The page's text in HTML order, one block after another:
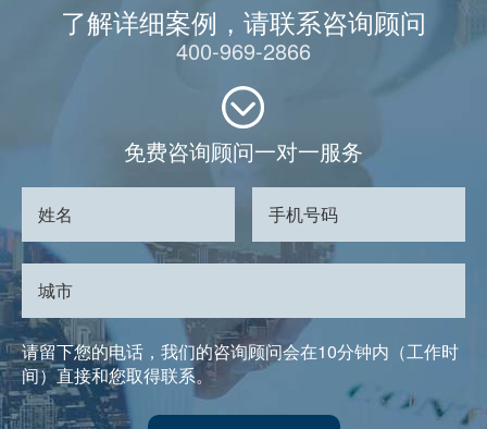
了解详细案例，请联系咨询顾问
400-969-2866
免费咨询顾问一对一服务
请留下您的电话，我们的咨询顾问会在10分钟内（工作时
间）直接和您取得联系。